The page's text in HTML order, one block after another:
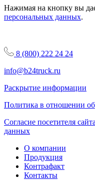
Нажимая на кнопку вы
персональных данных.
8 (800) 222 24 24
info@b24truck.ru
Раскрытие информации
Политика в отношении
Согласие посетителя
данных
О компании
Продукция
Контрафакт
Контакты